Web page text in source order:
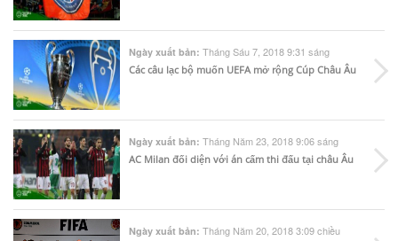
Ngày xuất bản: Tháng Sáu 7, 2018 9:31 sáng
Các câu lạc bộ muốn UEFA mở rộng Cúp Châu Âu
Ngày xuất bản: Tháng Năm 23, 2018 9:06 sáng
AC Milan đối diện với án cấm thi đấu tại châu Âu
Ngày xuất bản: Tháng Năm 20, 2018 3:09 chiều